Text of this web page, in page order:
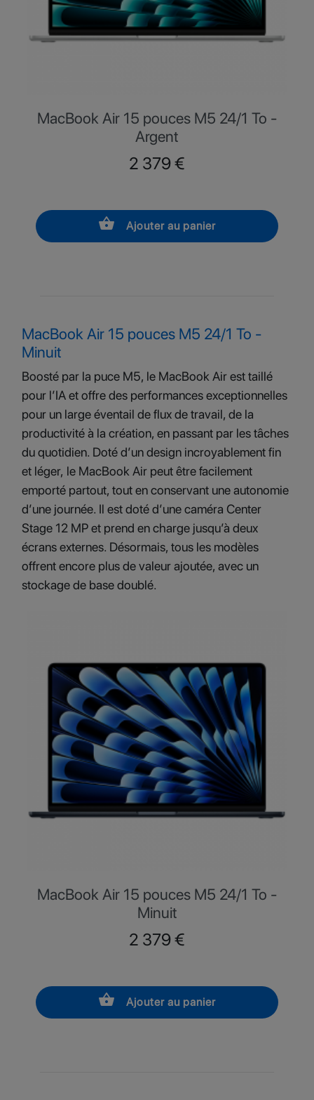
MacBook Air 15 pouces M5 24/1 To -
Argent
Prix
2 379 €
shopping_basket Ajouter au panier
MacBook Air 15 pouces M5 24/1 To -
Minuit
Boosté par la puce M5, le MacBook Air est taillé
pour l’IA et offre des performances exceptionnelles
pour un large éventail de flux de travail, de la
productivité à la création, en passant par les tâches
du quotidien. Doté d’un design incroyablement fin
et léger, le MacBook Air peut être facilement
emporté partout, tout en conservant une autonomie
d’une journée. Il est doté d’une caméra Center
Stage 12 MP et prend en charge jusqu’à deux
écrans externes. Désormais, tous les modèles
offrent encore plus de valeur ajoutée, avec un
stockage de base doublé.
MacBook Air 15 pouces M5 24/1 To -
Minuit
Prix
2 379 €
shopping_basket Ajouter au panier